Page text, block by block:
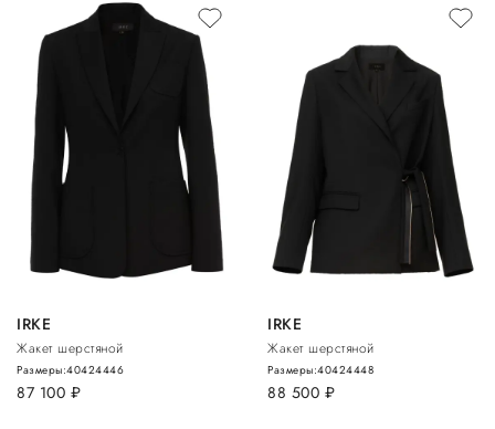
IRKE
Жакет шерстяной
87 100 руб.
Размеры:40424446
IRKE
Жакет шерстяной
88 500 руб.
Размеры:40424448